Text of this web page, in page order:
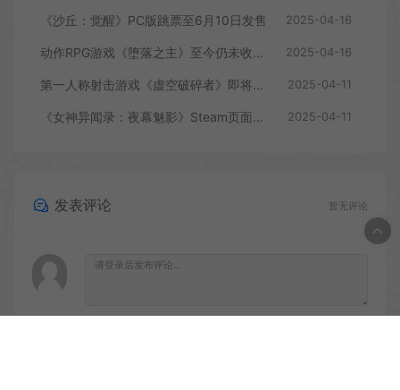
《沙丘：觉醒》PC版跳票至6月10日发售 2025-04-16
动作RPG游戏《堕落之主》至今仍未收回成本 2025-04-16
第一人称射击游戏《虚空破碎者》即将多平台上线 2025-04-11
《女神异闻录：夜幕魅影》Steam页面上线 2025-04-11
发表评论 暂无评论